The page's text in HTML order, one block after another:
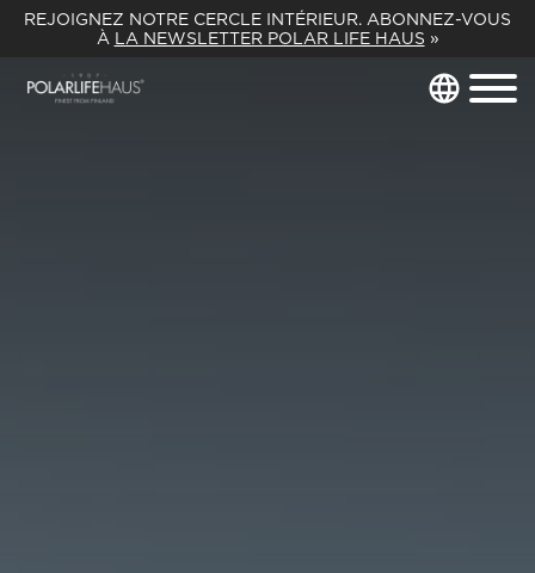
REJOIGNEZ NOTRE CERCLE INTÉRIEUR. ABONNEZ-VOUS
À LA NEWSLETTER POLAR LIFE HAUS »